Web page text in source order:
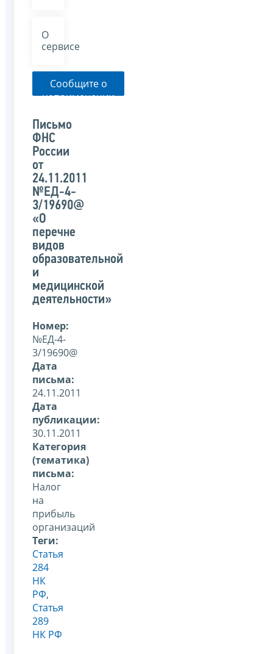
О
сервисе
Сообщите о
неприменении
органом
указанного
письма
Письмо
ФНС
России
от
24.11.2011
№ЕД-4-
3/19690@
«О
перечне
видов
образовательной
и
медицинской
деятельности»
Номер:
№ЕД-4-
3/19690@
Дата
письма:
24.11.2011
Дата
публикации:
30.11.2011
Категория
(тематика)
письма:
Налог
на
прибыль
организаций
Теги:
Статья
284
НК
РФ,
Статья
289
НК РФ